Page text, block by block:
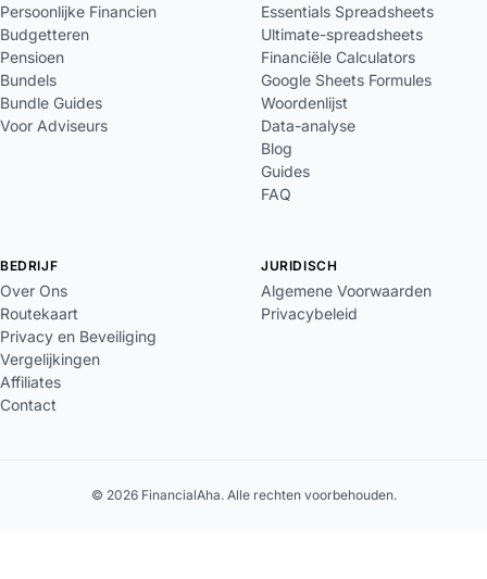
Persoonlijke Financien
Budgetteren
Pensioen
Bundels
Bundle Guides
Voor Adviseurs
Essentials Spreadsheets
Ultimate-spreadsheets
Financiële Calculators
Google Sheets Formules
Woordenlijst
Data-analyse
Blog
Guides
FAQ
BEDRIJF
Over Ons
Routekaart
Privacy en Beveiliging
Vergelijkingen
Affiliates
Contact
JURIDISCH
Algemene Voorwaarden
Privacybeleid
© 2026 FinancialAha. Alle rechten voorbehouden.